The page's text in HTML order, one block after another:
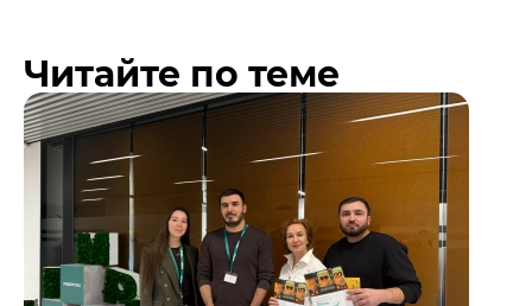
Читайте по теме